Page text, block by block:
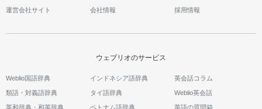
運営会社サイト 会社情報 採用情報
ウェブリオのサービス
Weblio国語辞典
類語・対義語辞典
英和辞典・和英辞典
インドネシア語辞典
タイ語辞典
ベトナム語辞典
英会話コラム
Weblio英会話
英語の質問箱